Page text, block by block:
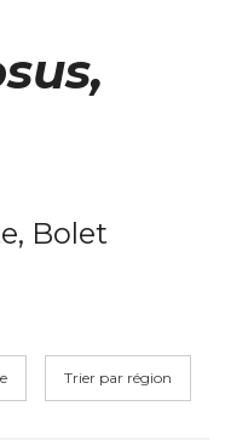
Bolet
Trier par région